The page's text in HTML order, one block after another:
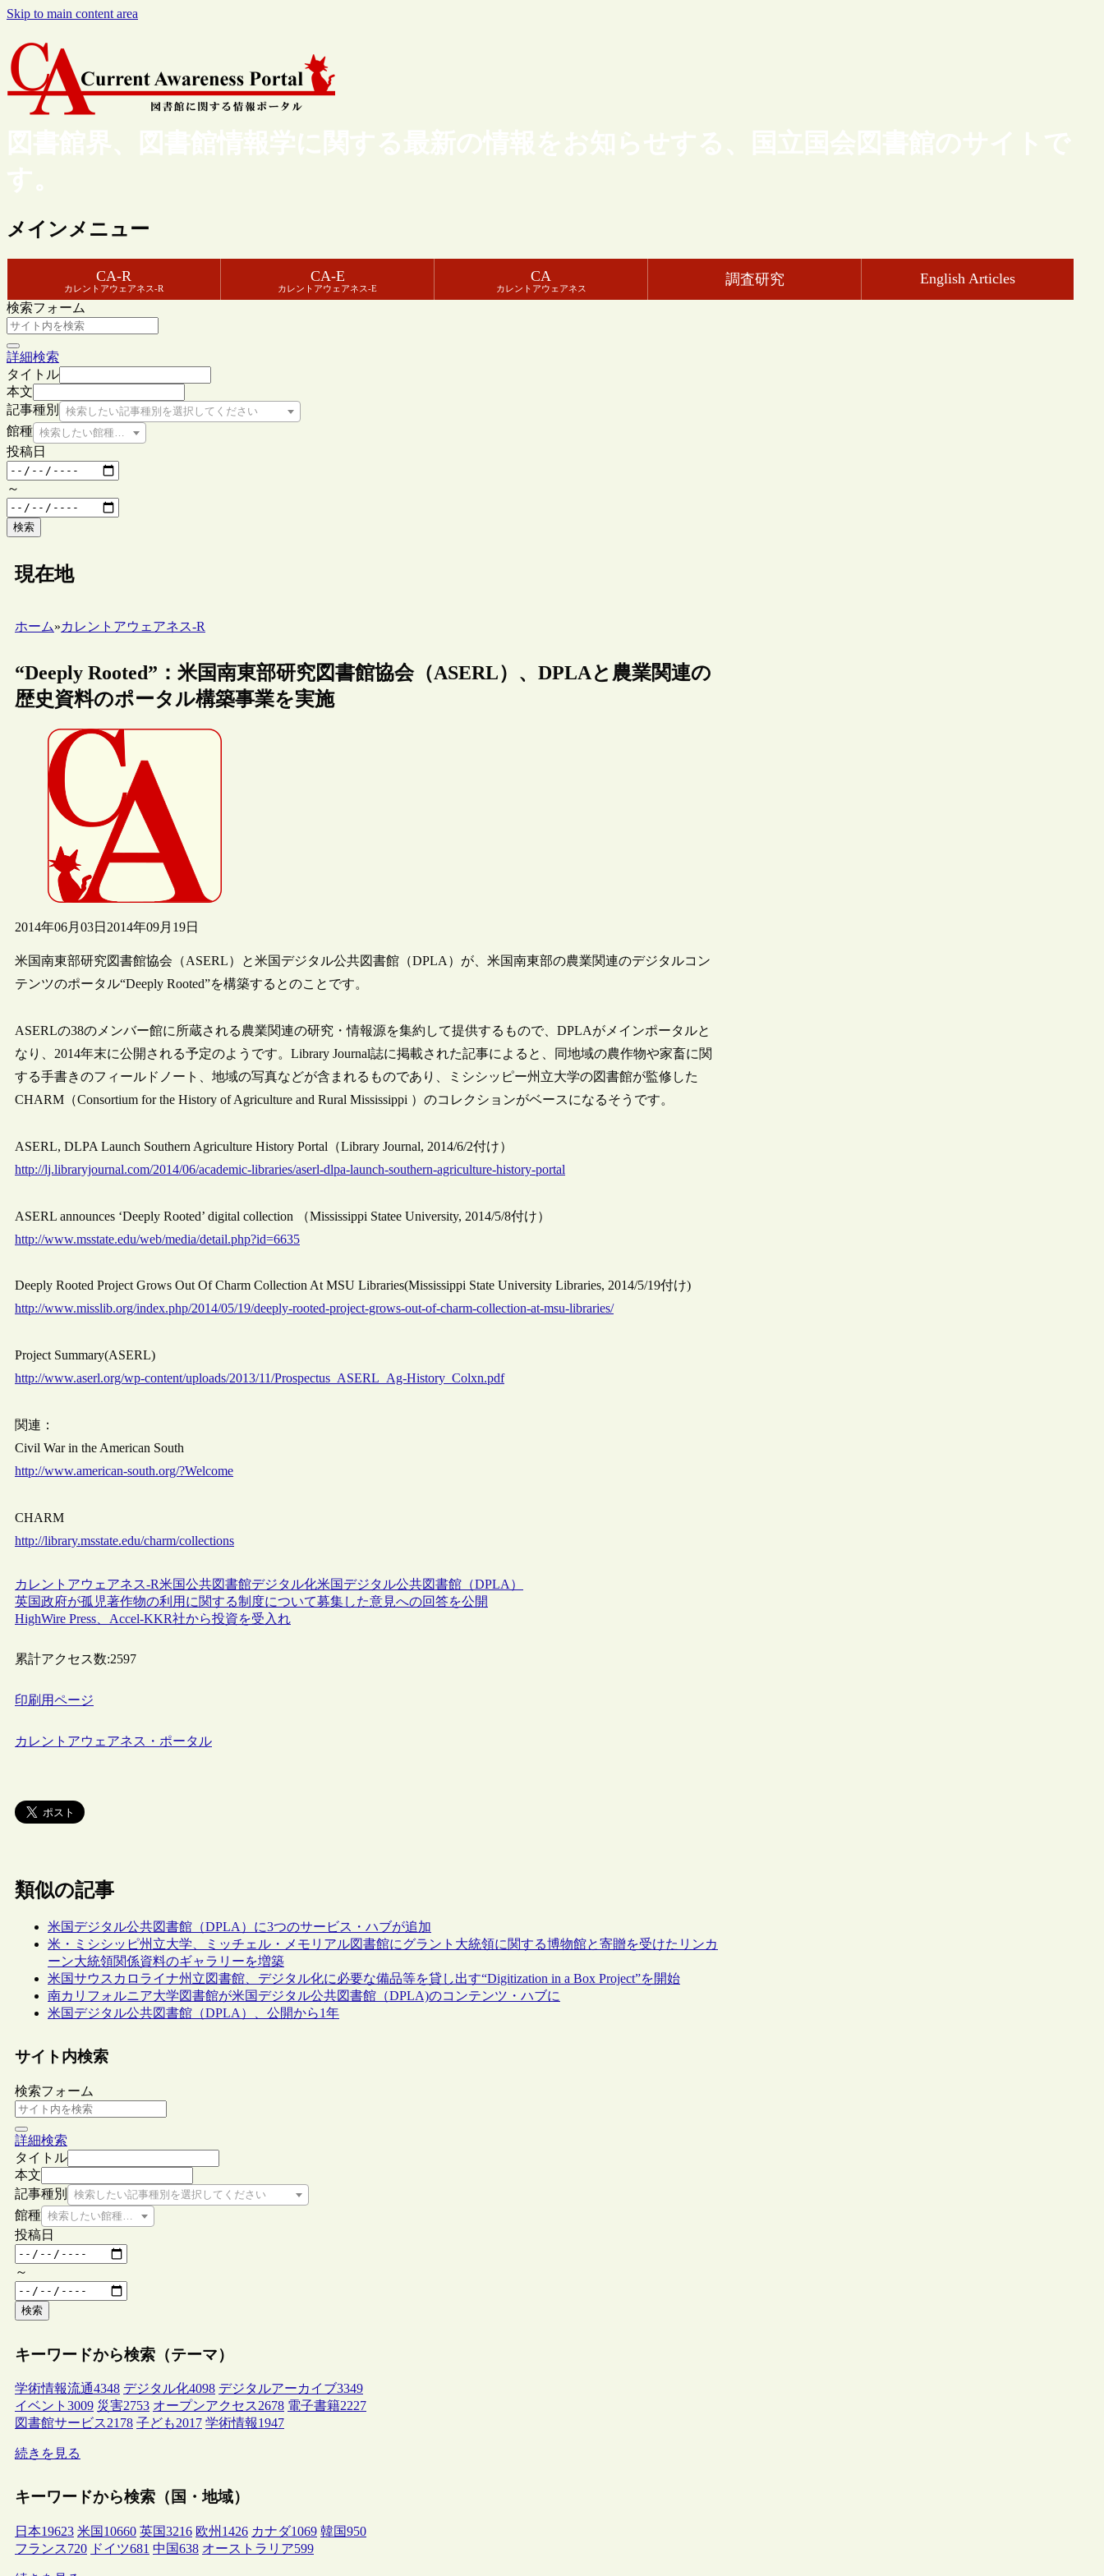
Skip to main content area
図書館界、図書館情報学に関する最新の情報をお知らせする、国立国会図書館のサイトで
す。
メインメニュー
CA-R
カレントアウェアネス-R
CA-E
カレントアウェアネス-E
CA
カレントアウェアネス
調査研究 English Articles
検索フォーム
詳細検索
タイトル
本文
記事種別
検索したい記事種別を選択してください
館種 検索したい館種を選択してください
投稿日
～
検索
現在地
ホーム»カレントアウェアネス-R
“Deeply Rooted”：米国南東部研究図書館協会（ASERL）、DPLAと農業関連の
歴史資料のポータル構築事業を実施
2014年06月03日 2014年09月19日
米国南東部研究図書館協会（ASERL）と米国デジタル公共図書館（DPLA）が、米国南東部の農業関連のデジタルコン
テンツのポータル“Deeply Rooted”を構築するとのことです。
ASERLの38のメンバー館に所蔵される農業関連の研究・情報源を集約して提供するもので、DPLAがメインポータルと
なり、2014年末に公開される予定のようです。Library Journal誌に掲載された記事によると、同地域の農作物や家畜に関
する手書きのフィールドノート、地域の写真などが含まれるものであり、ミシシッピー州立大学の図書館が監修した
CHARM（Consortium for the History of Agriculture and Rural Mississippi ）のコレクションがベースになるそうです。
ASERL, DLPA Launch Southern Agriculture History Portal（Library Journal, 2014/6/2付け）
http://lj.libraryjournal.com/2014/06/academic-libraries/aserl-dlpa-launch-southern-agriculture-history-portal
ASERL announces ‘Deeply Rooted’ digital collection （Mississippi Statee University, 2014/5/8付け）
http://www.msstate.edu/web/media/detail.php?id=6635
Deeply Rooted Project Grows Out Of Charm Collection At MSU Libraries(Mississippi State University Libraries, 2014/5/19付け)
http://www.misslib.org/index.php/2014/05/19/deeply-rooted-project-grows-out-of-charm-collection-at-msu-libraries/
Project Summary(ASERL)
http://www.aserl.org/wp-content/uploads/2013/11/Prospectus_ASERL_Ag-History_Colxn.pdf
関連：
Civil War in the American South
http://www.american-south.org/?Welcome
CHARM
http://library.msstate.edu/charm/collections
カレントアウェアネス-R米国公共図書館デジタル化米国デジタル公共図書館（DPLA）
英国政府が孤児著作物の利用に関する制度について募集した意見への回答を公開
HighWire Press、Accel-KKR社から投資を受入れ
累計アクセス数:2597
印刷用ページ
カレントアウェアネス・ポータル
類似の記事
米国デジタル公共図書館（DPLA）に3つのサービス・ハブが追加
米・ミシシッピ州立大学、ミッチェル・メモリアル図書館にグラント大統領に関する博物館と寄贈を受けたリンカ
ーン大統領関係資料のギャラリーを増築
米国サウスカロライナ州立図書館、デジタル化に必要な備品等を貸し出す“Digitization in a Box Project”を開始
南カリフォルニア大学図書館が米国デジタル公共図書館（DPLA)のコンテンツ・ハブに
米国デジタル公共図書館（DPLA）、公開から1年
サイト内検索
検索フォーム
詳細検索
タイトル
本文
記事種別
検索したい記事種別を選択してください
館種 検索したい館種を選択してください
投稿日
～
検索
キーワードから検索（テーマ）
学術情報流通4348 デジタル化4098 デジタルアーカイブ3349
イベント 3009 災害2753 オープンアクセス2678 電子書籍2227
図書館サービス2178 子ども2017 学術情報1947
続きを見る
キーワードから検索（国・地域）
日本19623 米国 10660 英国3216 欧州 1426 カナダ1069 韓国950
フランス720 ドイツ681 中国638 オーストラリア599